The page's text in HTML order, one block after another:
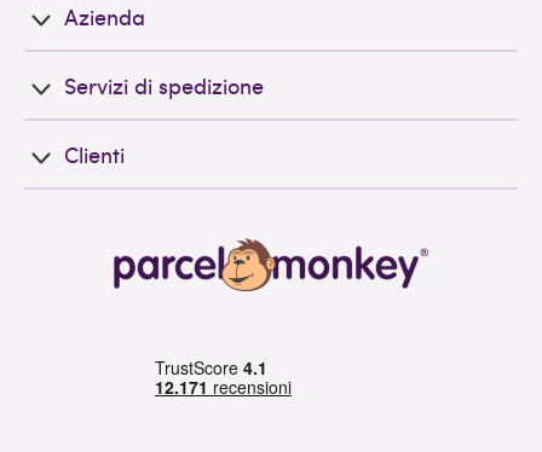
Azienda
Servizi di spedizione
Clienti